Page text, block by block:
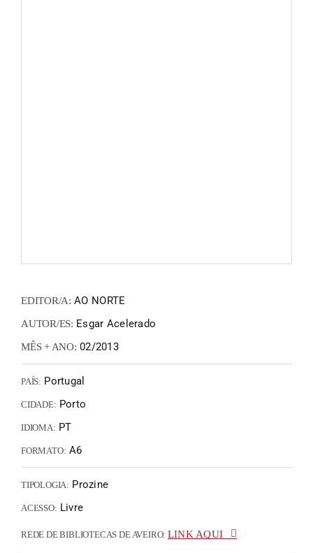
EDITOR/A: AO NORTE
AUTOR/ES: Esgar Acelerado
MÊS + ANO: 02/2013
PAÍS: Portugal
CIDADE: Porto
IDIOMA: PT
FORMATO: A6
TIPOLOGIA: Prozine
ACESSO: Livre
REDE DE BIBLIOTECAS DE AVEIRO: LINK AQUI